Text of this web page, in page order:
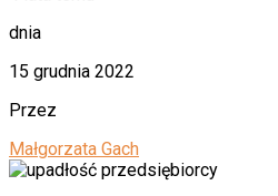
dnia
15 grudnia 2022
Przez
Małgorzata Gach